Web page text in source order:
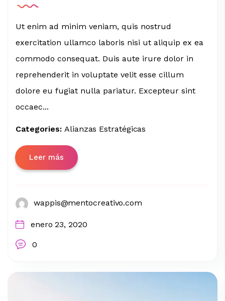
Ut enim ad minim veniam, quis nostrud
exercitation ullamco laboris nisi ut aliquip ex ea
commodo consequat. Duis aute irure dolor in
reprehenderit in voluptate velit esse cillum
dolore eu fugiat nulla pariatur. Excepteur sint
occaec...
Categories: Alianzas Estratégicas
Leer más
wappis@mentocreativo.com
enero 23, 2020
0